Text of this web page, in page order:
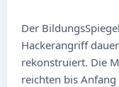
Der
Hackerangriff
rekonstruiert. Die
reichten bis